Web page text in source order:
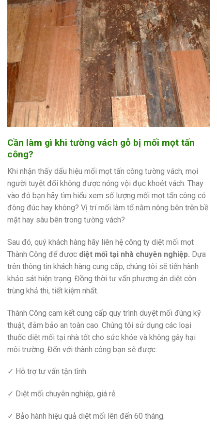
Cần làm gì khi tường vách gỗ bị mối mọt tấn
công?
Khi nhận thấy dấu hiệu mối mọt tấn công tường vách, mọi
người tuyệt đối không được nóng vội đục khoét vách. Thay
vào đó bạn hãy tìm hiểu xem số lượng mối mọt tấn công có
đông đúc hay không? Vị trí mối làm tổ nằm nông bên trên bề
mặt hay sâu bên trong tường vách?
Sau đó, quý khách hàng hãy liên hệ công ty diệt mối mọt
Thành Công để được diệt mối tại nhà chuyên nghiệp. Dựa
trên thông tin khách hàng cung cấp, chúng tôi sẽ tiến hành
khảo sát hiện trạng. Đồng thời tư vấn phương án diệt côn
trùng khả thi, tiết kiệm nhất.
Thành Công cam kết cung cấp quy trình duyệt mối đúng kỹ
thuật, đảm bảo an toàn cao. Chúng tôi sử dụng các loại
thuốc diệt mối tại nhà tốt cho sức khỏe và không gây hại
môi trường. Đến với thành công bạn sẽ được:
✓ Hỗ trợ tư vấn tận tình.
✓ Diệt mối chuyên nghiệp, giá rẻ.
✓ Bảo hành hiệu quả diệt mối lên đến 60 tháng.